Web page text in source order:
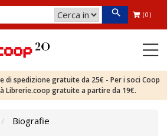
(0)
di spedizione gratuite da 25€ - Per i soci Coop
Librerie.coop gratuite a partire da 19€.
Biografie